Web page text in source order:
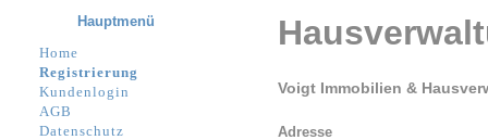
Voigt Immobilien &
Adresse
Hauptmenü
Home
Registrierung
Kundenlogin
AGB
Datenschutz